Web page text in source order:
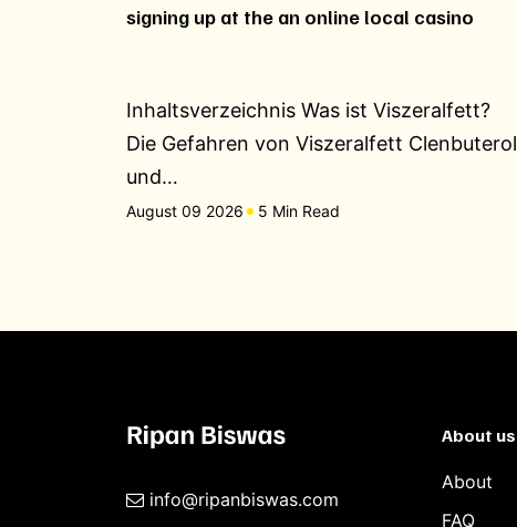
signing up at the an online local casino
Inhaltsverzeichnis Was ist Viszeralfett?
Die Gefahren von Viszeralfett Clenbuterol
und…
August 09 2026 5 Min Read
info@ripanbiswas.com
About us
About
FAQ